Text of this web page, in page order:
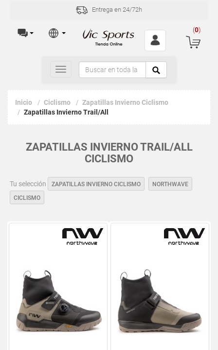
Entrega en 24/72h
(0)
Toggle
navigation
Inicio Ciclismo
Zapatillas Invierno Ciclismo
Zapatillas Invierno Trail/All
ZAPATILLAS INVIERNO TRAIL/ALL
CICLISMO
Tu selección ZAPATILLAS INVIERNO CICLISMO
NORTHWAVE
CICLISMO